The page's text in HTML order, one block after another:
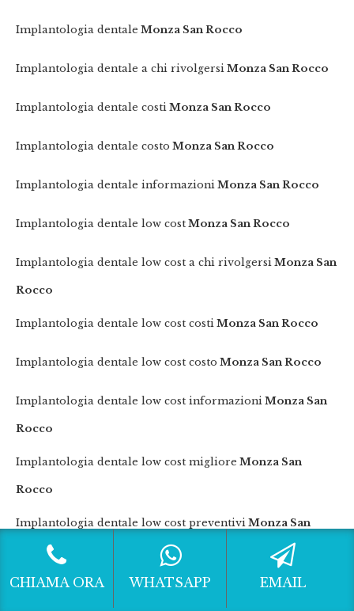
Implantologia dentale Monza San Rocco
Implantologia dentale a chi rivolgersi Monza San Rocco
Implantologia dentale costi Monza San Rocco
Implantologia dentale costo Monza San Rocco
Implantologia dentale informazioni Monza San Rocco
Implantologia dentale low cost Monza San Rocco
Implantologia dentale low cost a chi rivolgersi Monza San
Rocco
Implantologia dentale low cost costi Monza San Rocco
Implantologia dentale low cost costo Monza San Rocco
Implantologia dentale low cost informazioni Monza San
Rocco
Implantologia dentale low cost migliore Monza San
Rocco
Implantologia dentale low cost preventivi Monza San
Rocco
Implantologia dentale low cost preventivo Monza San
CHIAMA ORA WHATSAPP EMAIL